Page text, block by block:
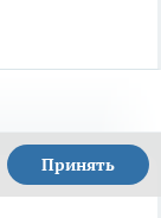
Принять